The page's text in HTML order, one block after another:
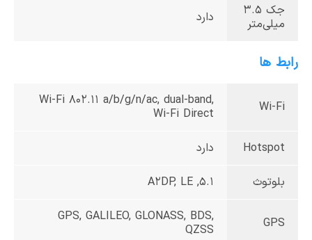
جک 3.5
میلی‌متر
دارد
رابط ها
Wi-Fi
Wi-Fi 802.11 a/b/g/n/ac, dual-band,
Wi-Fi Direct
Hotspot دارد
بلوتوث 5.1, A2DP, LE
GPS
GPS, GALILEO, GLONASS, BDS,
QZSS